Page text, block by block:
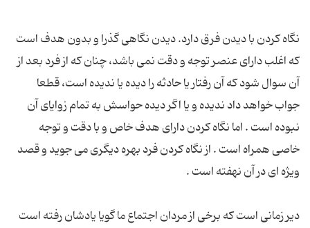
نگاه كردن با دیدن فرق دارد. دیدن نگاهی گذرا و بدون هدف است
كه اغلب دارای عنصر توجه و دقت نمی باشد، چنان كه از فرد بعد از
آن سوال شود كه آن رفتار یا حادثه را دیده یا ندیده است، قطعا
جواب خواهد داد ندیده و یا اگر دیده حواسش به تمام زوایای آن
نبوده است . اما نگاه كردن دارای هدف خاص و با دقت و توجه
خاصی همراه است . از نگاه كردن فرد بهره دیگری می جوید و قصد
دیر زمانی است كه برخی از مردان اجتماع ما گویا یادشان رفته است